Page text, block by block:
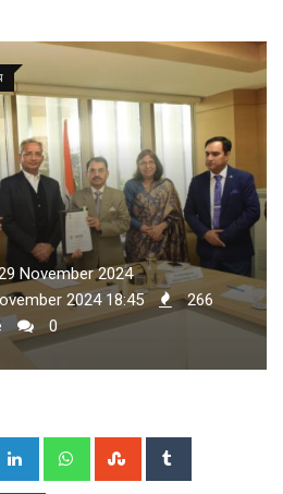
November 2024
2024 18:45
266
0
LinkedIn WhatsappStumbleUpon